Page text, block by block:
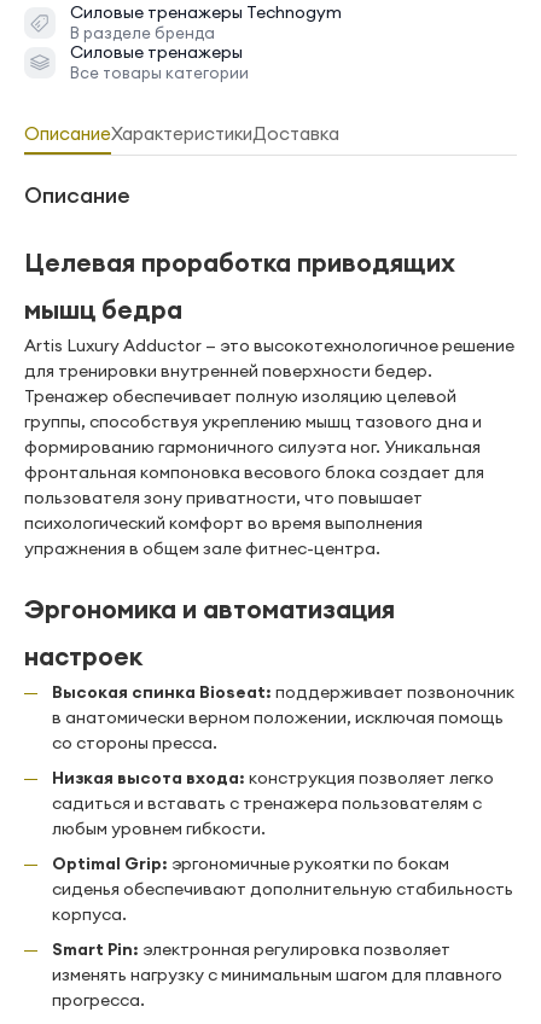
Силовые тренажеры Technogym
В разделе бренда
Силовые тренажеры
Все товары категории
ОписаниеХарактеристикиДоставка
Описание
Целевая проработка приводящих
мышц бедра
Artis Luxury Adductor — это высокотехнологичное решение
для тренировки внутренней поверхности бедер.
Тренажер обеспечивает полную изоляцию целевой
группы, способствуя укреплению мышц тазового дна и
формированию гармоничного силуэта ног. Уникальная
фронтальная компоновка весового блока создает для
пользователя зону приватности, что повышает
психологический комфорт во время выполнения
упражнения в общем зале фитнес-центра.
Эргономика и автоматизация
настроек
Высокая спинка Bioseat: поддерживает позвоночник
в анатомически верном положении, исключая помощь
со стороны пресса.
Низкая высота входа: конструкция позволяет легко
садиться и вставать с тренажера пользователям с
любым уровнем гибкости.
Optimal Grip: эргономичные рукоятки по бокам
сиденья обеспечивают дополнительную стабильность
корпуса.
Smart Pin: электронная регулировка позволяет
изменять нагрузку с минимальным шагом для плавного
прогресса.